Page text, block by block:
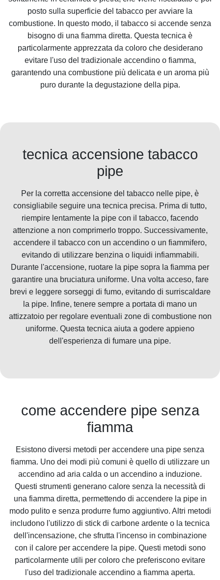
posto sulla superficie del tabacco per avviare la
combustione. In questo modo, il tabacco si accende senza
bisogno di una fiamma diretta. Questa tecnica è
particolarmente apprezzata da coloro che desiderano
evitare l'uso del tradizionale accendino o fiamma,
garantendo una combustione più delicata e un aroma più
puro durante la degustazione della pipa.
tecnica accensione tabacco
pipe
Per la corretta accensione del tabacco nelle pipe, è
consigliabile seguire una tecnica precisa. Prima di tutto,
riempire lentamente la pipe con il tabacco, facendo
attenzione a non comprimerlo troppo. Successivamente,
accendere il tabacco con un accendino o un fiammifero,
evitando di utilizzare benzina o liquidi infiammabili.
Durante l'accensione, ruotare la pipe sopra la fiamma per
garantire una bruciatura uniforme. Una volta acceso, fare
brevi e leggere sorseggi di fumo, evitando di surriscaldare
la pipe. Infine, tenere sempre a portata di mano un
attizzatoio per regolare eventuali zone di combustione non
uniforme. Questa tecnica aiuta a godere appieno
dell'esperienza di fumare una pipe.
come accendere pipe senza
fiamma
Esistono diversi metodi per accendere una pipe senza
fiamma. Uno dei modi più comuni è quello di utilizzare un
accendino ad aria calda o un accendino a induzione.
Questi strumenti generano calore senza la necessità di
una fiamma diretta, permettendo di accendere la pipe in
modo pulito e senza produrre fumo aggiuntivo. Altri metodi
includono l'utilizzo di stick di carbone ardente o la tecnica
dell'incensazione, che sfrutta l'incenso in combinazione
con il calore per accendere la pipe. Questi metodi sono
particolarmente utili per coloro che preferiscono evitare
l'uso del tradizionale accendino a fiamma aperta.